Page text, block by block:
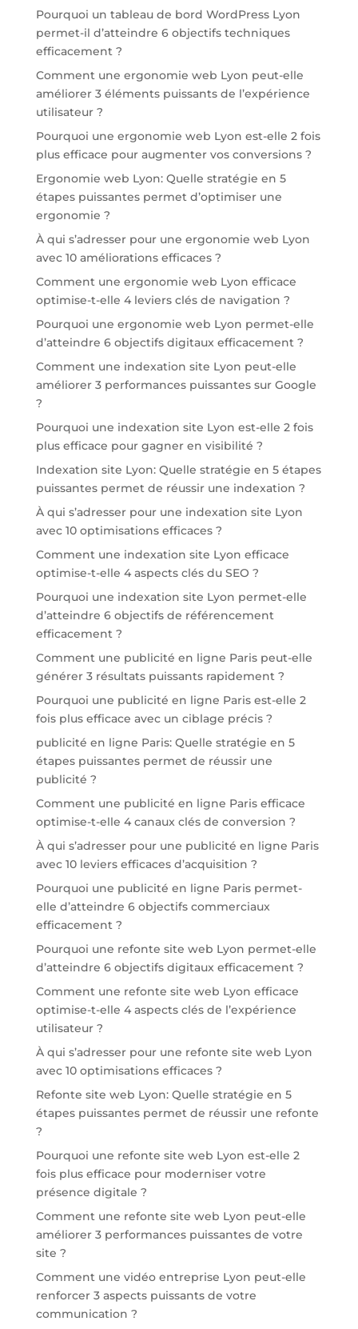
Pourquoi un tableau de bord WordPress Lyon
permet-il d’atteindre 6 objectifs techniques
efficacement ?
Comment une ergonomie web Lyon peut-elle
améliorer 3 éléments puissants de l’expérience
utilisateur ?
Pourquoi une ergonomie web Lyon est-elle 2 fois
plus efficace pour augmenter vos conversions ?
Ergonomie web Lyon: Quelle stratégie en 5
étapes puissantes permet d’optimiser une
ergonomie ?
À qui s’adresser pour une ergonomie web Lyon
avec 10 améliorations efficaces ?
Comment une ergonomie web Lyon efficace
optimise-t-elle 4 leviers clés de navigation ?
Pourquoi une ergonomie web Lyon permet-elle
d’atteindre 6 objectifs digitaux efficacement ?
Comment une indexation site Lyon peut-elle
améliorer 3 performances puissantes sur Google
?
Pourquoi une indexation site Lyon est-elle 2 fois
plus efficace pour gagner en visibilité ?
Indexation site Lyon: Quelle stratégie en 5 étapes
puissantes permet de réussir une indexation ?
À qui s’adresser pour une indexation site Lyon
avec 10 optimisations efficaces ?
Comment une indexation site Lyon efficace
optimise-t-elle 4 aspects clés du SEO ?
Pourquoi une indexation site Lyon permet-elle
d’atteindre 6 objectifs de référencement
efficacement ?
Comment une publicité en ligne Paris peut-elle
générer 3 résultats puissants rapidement ?
Pourquoi une publicité en ligne Paris est-elle 2
fois plus efficace avec un ciblage précis ?
publicité en ligne Paris: Quelle stratégie en 5
étapes puissantes permet de réussir une
publicité ?
Comment une publicité en ligne Paris efficace
optimise-t-elle 4 canaux clés de conversion ?
À qui s’adresser pour une publicité en ligne Paris
avec 10 leviers efficaces d’acquisition ?
Pourquoi une publicité en ligne Paris permet-
elle d’atteindre 6 objectifs commerciaux
efficacement ?
Pourquoi une refonte site web Lyon permet-elle
d’atteindre 6 objectifs digitaux efficacement ?
Comment une refonte site web Lyon efficace
optimise-t-elle 4 aspects clés de l’expérience
utilisateur ?
À qui s’adresser pour une refonte site web Lyon
avec 10 optimisations efficaces ?
Refonte site web Lyon: Quelle stratégie en 5
étapes puissantes permet de réussir une refonte
?
Pourquoi une refonte site web Lyon est-elle 2
fois plus efficace pour moderniser votre
présence digitale ?
Comment une refonte site web Lyon peut-elle
améliorer 3 performances puissantes de votre
site ?
Comment une vidéo entreprise Lyon peut-elle
renforcer 3 aspects puissants de votre
communication ?